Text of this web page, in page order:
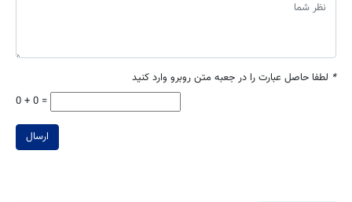
* لطفا حاصل عبارت را در جعبه متن روبرو وارد کنید
0 + 0 =
ارسال